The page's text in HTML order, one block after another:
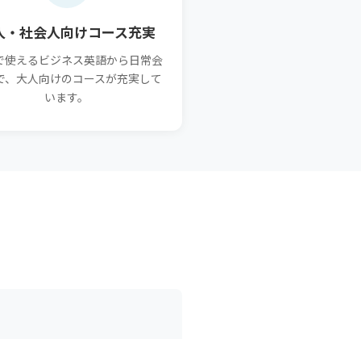
・社会人向けコース充実
使えるビジネス英語から日常会
、大人向けのコースが充実して
います。